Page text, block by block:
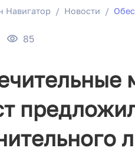
Навигатор Новости
85